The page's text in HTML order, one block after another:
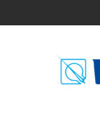
to